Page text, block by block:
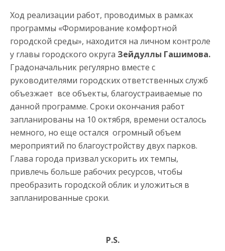
Ход реализации работ, проводимых в рамках
программы «Формирование комфортной
городской среды», находится на личном контроле
у главы городского округа Зейдуллы Гашимова.
Градоначальник регулярно вместе с
руководителями городских ответственных служб
объезжает все объекты, благоустраиваемые по
данной программе. Сроки окончания работ
запланированы на 10 октября, времени осталось
немного, но еще остался огромный объем
мероприятий по благоустройству двух парков.
Глава города призвал ускорить их темпы,
привлечь больше рабочих ресурсов, чтобы
преобразить городской облик и уложиться в
запланированные сроки.
P.S.